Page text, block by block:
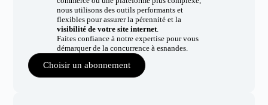
nous utilisons des outils performants et
flexibles pour assurer la pérennité et la
visibilité de votre site internet.
Faites confiance à notre expertise pour vous
démarquer de la concurrence à esnandes.
Choisir un abonnement